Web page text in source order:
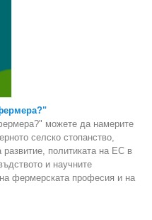
можете да намерите
селско стопанство,
развитие, политиката на ЕС в
и научните
фермерската професия и на